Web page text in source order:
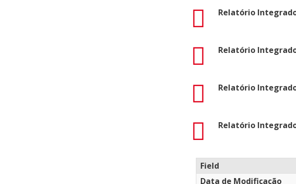
Relatório
pdf
Relatório
pdf
Relatório
pdf
Relatório
pdf
Field
Data de Modificação